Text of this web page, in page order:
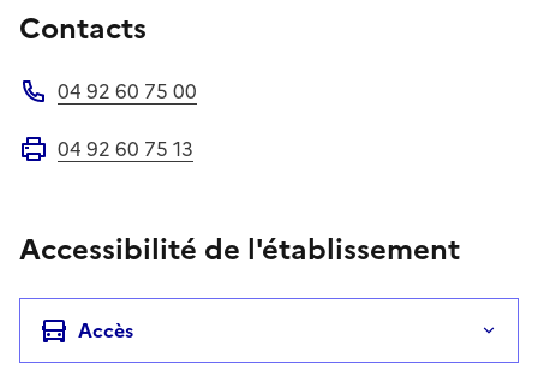
Contacts
04 92 60 75 00
04 92 60 75 13
Accessibilité de l'établissement
Accès